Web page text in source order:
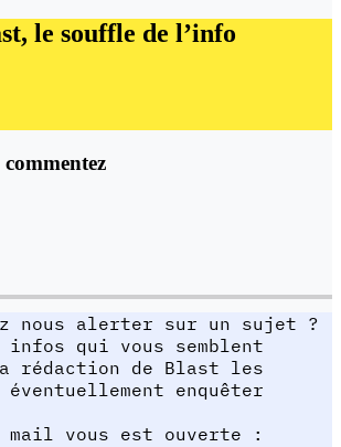
le souffle de l’info
nous alerter sur un sujet ?
infos qui vous semblent
rédaction de Blast les
enquêter
mail vous est ouverte :